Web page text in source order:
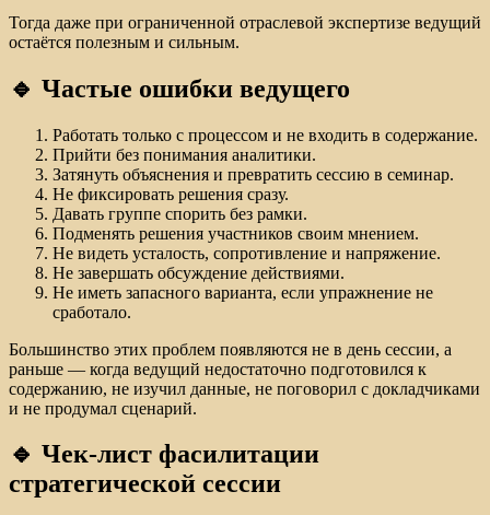
Тогда даже при ограниченной отраслевой экспертизе ведущий
остаётся полезным и сильным.
🔹 Частые ошибки ведущего
Работать только с процессом и не входить в содержание.
Прийти без понимания аналитики.
Затянуть объяснения и превратить сессию в семинар.
Не фиксировать решения сразу.
Давать группе спорить без рамки.
Подменять решения участников своим мнением.
Не видеть усталость, сопротивление и напряжение.
Не завершать обсуждение действиями.
Не иметь запасного варианта, если упражнение не
сработало.
Большинство этих проблем появляются не в день сессии, а
раньше — когда ведущий недостаточно подготовился к
содержанию, не изучил данные, не поговорил с докладчиками
и не продумал сценарий.
🔹 Чек-лист фасилитации
стратегической сессии